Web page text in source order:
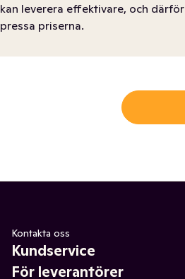
kan leverera effektivare, och därför
pressa priserna.
Kontakta oss
Kundservice
För leverantörer